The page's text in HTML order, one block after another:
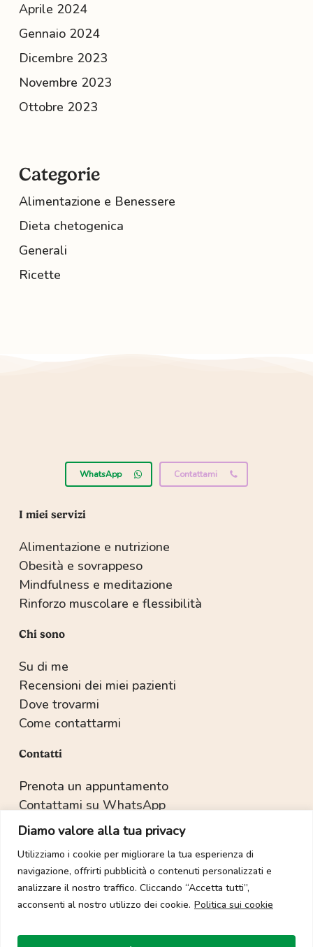
Diamo valore alla tua privacy
Utilizziamo i cookie per migliorare la tua esperienza di
navigazione, offrirti pubblicità o contenuti personalizzati e
analizzare il nostro traffico. Cliccando “Accetta tutti”,
acconsenti al nostro utilizzo dei cookie. Politica sui cookie
Aprile 2024
Gennaio 2024
Dicembre 2023
Novembre 2023
Ottobre 2023
Categorie
Alimentazione e Benessere
Dieta chetogenica
Generali
Ricette
WhatsApp Contattami
I miei servizi
Alimentazione e nutrizione
Obesità e sovrappeso
Mindfulness e meditazione
Rinforzo muscolare e flessibilità
Chi sono
Su di me
Recensioni dei miei pazienti
Dove trovarmi
Come contattarmi
Contatti
Prenota un appuntamento
Contattami su WhatsApp
Recapiti e indirizzo
Copyright © 2022-2025 Dott.ssa Sabrina Salvetti.
Tutti i diritti sono riservati. È vietata la duplicazione dei